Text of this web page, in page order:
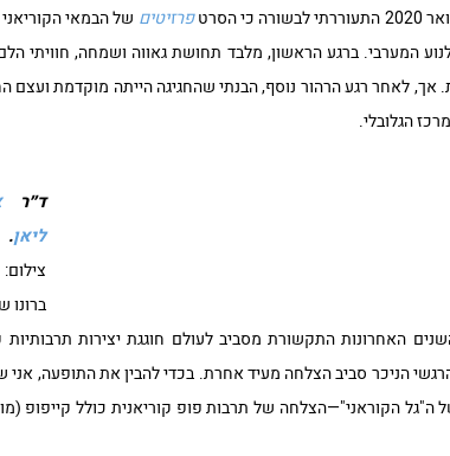
פרזיטים של הבמאי
המערבי. ברגע הראשון, מלבד תחושת גאווה ושמחה, חוויתי
אך, לאחר רגע הרהור נוסף, הבנתי שהחגיגה הייתה מוקדמת ועצם
הגלובלי.
ד״ר
ליאן.
צילום:
ברונו
האחרונות התקשורת מסביב לעולם חוגגת יצירות
הניכר סביב הצלחה מעיד אחרת. בכדי להבין את התופעה,
ה"גל הקוראני"—הצלחה של תרבות פופ קוריאנית כולל קייפופ